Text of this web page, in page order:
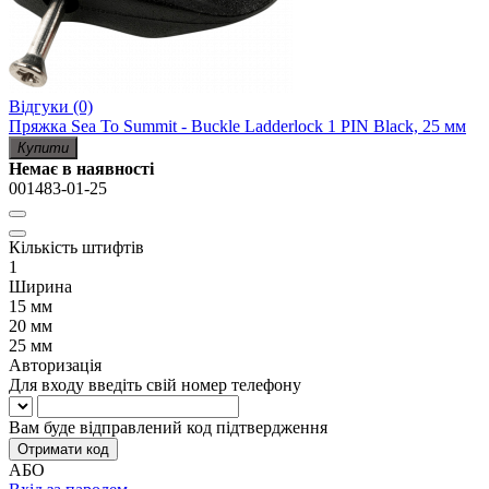
Відгуки (0)
Пряжка Sea To Summit - Buckle Ladderlock 1 PIN Black, 25 мм
Купити
Немає в наявності
001483-01-25
Кількість штифтів
1
Ширина
15 мм
20 мм
25 мм
Авторизація
Для входу введіть свій номер телефону
Вам буде відправлений код підтвердження
Отримати код
АБО